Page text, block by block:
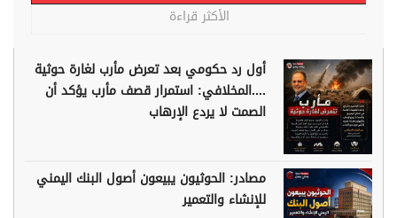
الأكثر قراءة
أول رد حكومي بعد تعرض مأرب لغارة حوثية
....المخلافي: استمرار قصف مأرب يؤكد أن
الصمت لا يردع الإرهاب
مصادر: الحوثيون يبيعون أصول البنك اليمني
للإنشاء والتعمير